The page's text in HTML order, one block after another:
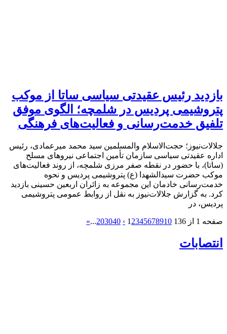
بازدید رئیس عقیدتی سیاسی ساتا از موکب
پتروشیمی پردیس در شلمچه؛ الگوی موفق
تلفیق خدمت‌رسانی و فعالیت‌های فرهنگی
جلالات‌نیوز؛ حجت‌الاسلام والمسلمین سید محمد میرعمادی، رئیس
اداره عقیدتی سیاسی سازمان تأمین اجتماعی نیروهای مسلح
(ساتا)، با حضور در نقطه صفر مرزی شلمچه، از روند فعالیت‌های
موکب حضرت سیدالشهدا (ع) پتروشیمی پردیس و نحوه
خدمت‌رسانی خادمان این مجموعه به زائران اربعین حسینی بازدید
کرد. به گزارش جلالات‌نیوز به نقل از روابط عمومی پتروشیمی
پردیس، در
صفحه 1 از 136 1 2345678910
›
203040
...
»
انتصابات